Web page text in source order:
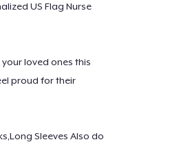
US Flag Nurse
loved ones this
proud for their
Sleeves Also do